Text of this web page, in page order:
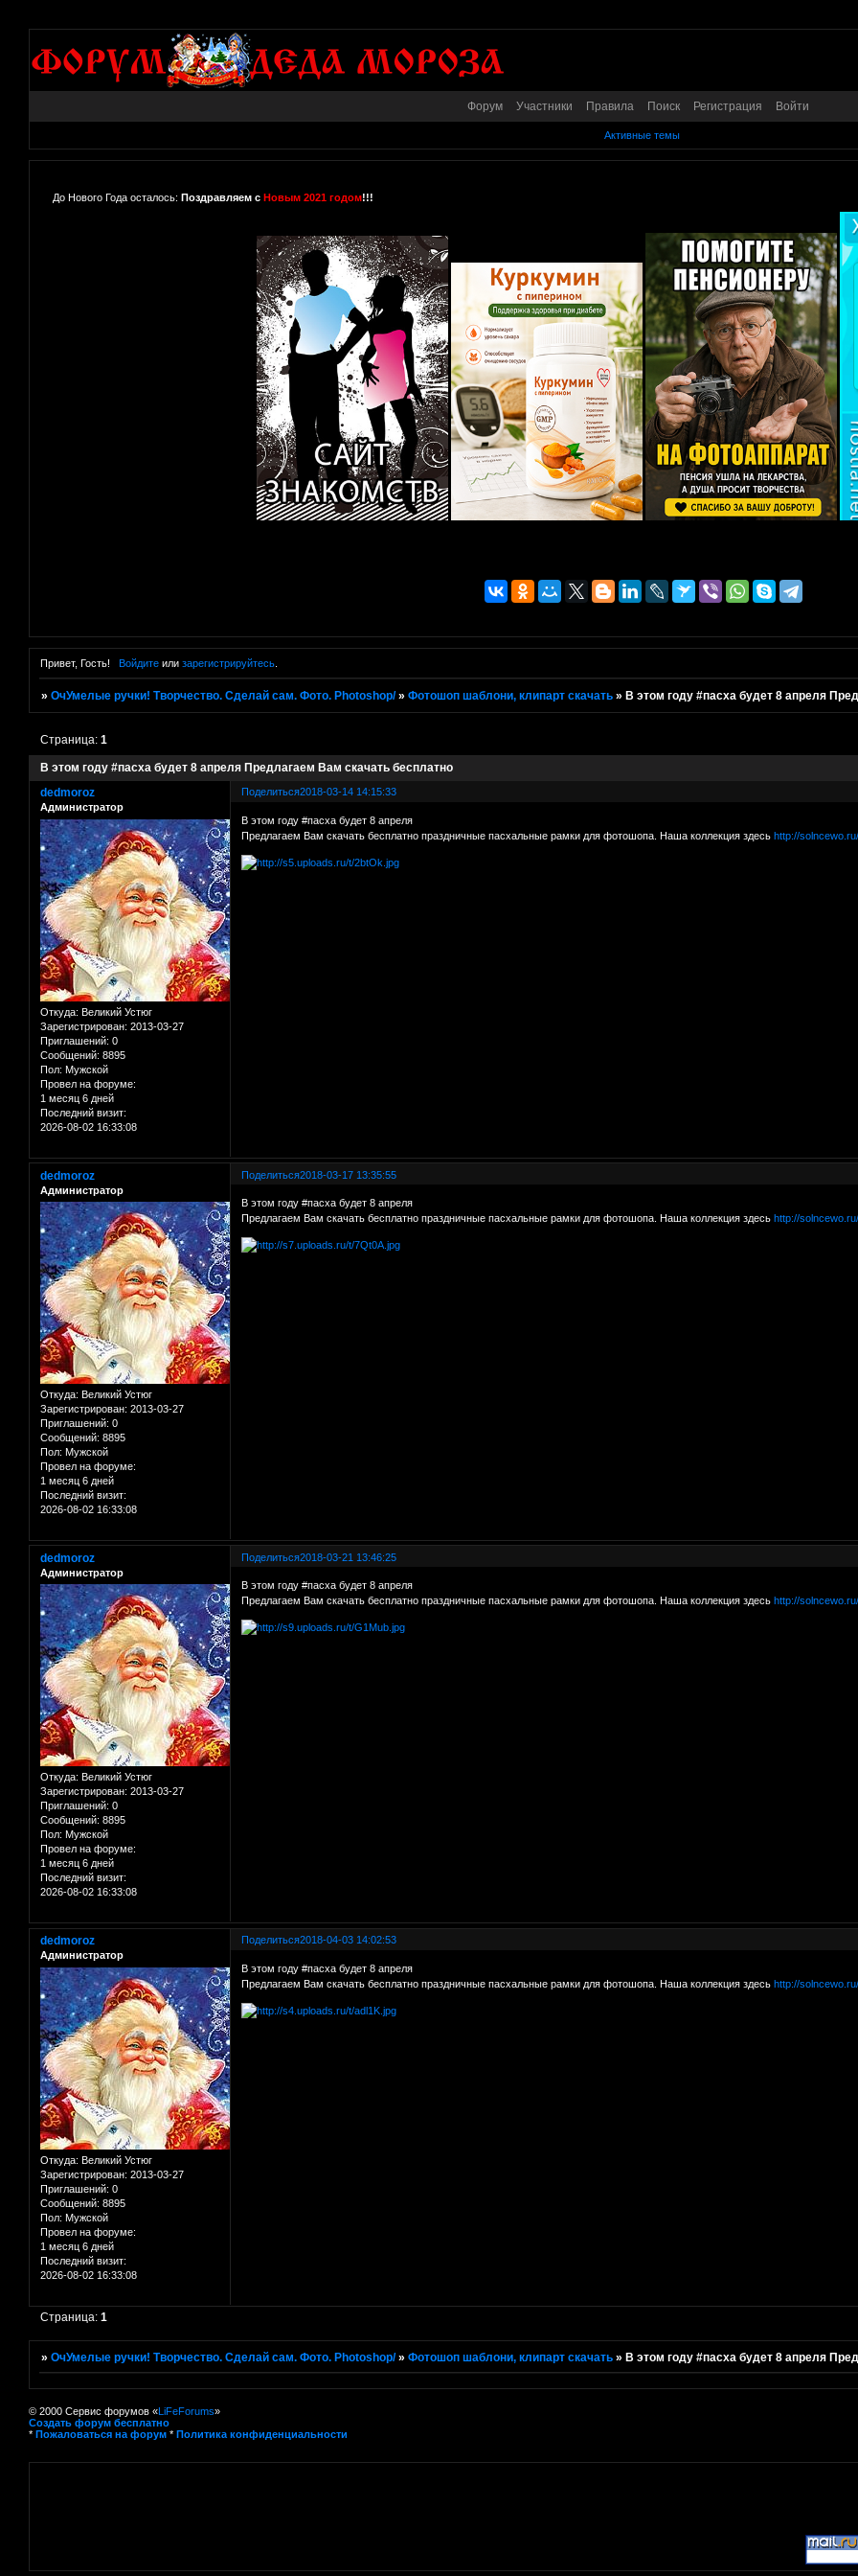
Форум Участники Правила Поиск Регистрация Войти
Активные темы
До Нового Года осталось: Поздравляем с Новым 2021 годом!!!
Привет, Гость! Войдитеили зарегистрируйтесь.
»ОчУмелые ручки! Творчество. Сделай сам. Фото. Photoshop/ »Фотошоп шаблони, клипарт скачать » В этом году #пасха будет 8 апреля
В этом году #пасха будет 8 апреля Предлагаем Вам скачать бесплатно
Страница:1
Поделиться2018-03-14 14:15:33
dedmoroz
Администратор
Откуда: Великий Устюг
Зарегистрирован: 2013-03-27
Приглашений: 0
Сообщений: 8895
Пол: Мужской
Провел на форуме:
1 месяц 6 дней
Последний визит:
2026-08-02 16:33:08
В этом году #пасха будет 8 апреля
Предлагаем Вам скачать бесплатно праздничные пасхальные рамки для фотошопа. Наша коллекция здесьhttp://
Поделиться2018-03-17 13:35:55
dedmoroz
Администратор
Откуда: Великий Устюг
Зарегистрирован: 2013-03-27
Приглашений: 0
Сообщений: 8895
Пол: Мужской
Провел на форуме:
1 месяц 6 дней
Последний визит:
2026-08-02 16:33:08
В этом году #пасха будет 8 апреля
Предлагаем Вам скачать бесплатно праздничные пасхальные рамки для фотошопа. Наша коллекция здесьhttp://
Поделиться2018-03-21 13:46:25
dedmoroz
Администратор
Откуда: Великий Устюг
Зарегистрирован: 2013-03-27
Приглашений: 0
Сообщений: 8895
Пол: Мужской
Провел на форуме:
1 месяц 6 дней
Последний визит:
2026-08-02 16:33:08
В этом году #пасха будет 8 апреля
Предлагаем Вам скачать бесплатно праздничные пасхальные рамки для фотошопа. Наша коллекция здесь http://
Поделиться2018-04-03 14:02:53
dedmoroz
Администратор
Откуда: Великий Устюг
Зарегистрирован: 2013-03-27
Приглашений: 0
Сообщений: 8895
Пол: Мужской
Провел на форуме:
1 месяц 6 дней
Последний визит:
2026-08-02 16:33:08
В этом году #пасха будет 8 апреля
Предлагаем Вам скачать бесплатно праздничные пасхальные рамки для фотошопа. Наша коллекция здесьhttp://
Страница:1
»ОчУмелые ручки! Творчество. Сделай сам. Фото. Photoshop/ »Фотошоп шаблони, клипарт скачать » В этом году #пасха будет 8 апреля
© 2000 Сервис форумов « LiFeForums»
Создать форум бесплатно
* Пожаловаться на форум * Политика конфиденциальности